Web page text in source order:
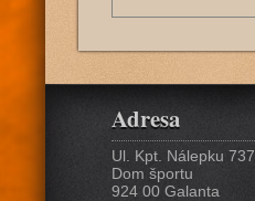
Adresa
Ul. Kpt. Nálepku 737
Dom športu
924 00 Galanta